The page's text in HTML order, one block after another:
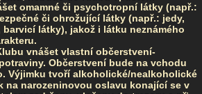
omamné či psychotropní látky (např.:
či ohrožující látky (např.: jedy,
látky), jakož i látku neznámého
vnášet vlastní občerstvení-
Občerstvení bude na vchodu
Výjimku tvoří alkoholické/nealkoholické
na narozeninovou oslavu konající se v